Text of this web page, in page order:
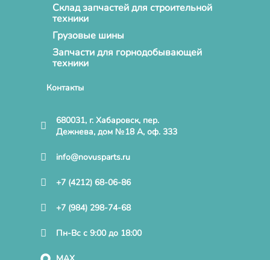
Склад запчастей для строительной
техники
Грузовые шины
Запчасти для горнодобывающей
техники
Контакты
680031, г. Хабаровск, пер.
Дежнева, дом №18 А, оф. 333
info@novusparts.ru
+7 (4212) 68-06-86
+7 (984) 298-74-68
Пн-Вс с 9:00 до 18:00